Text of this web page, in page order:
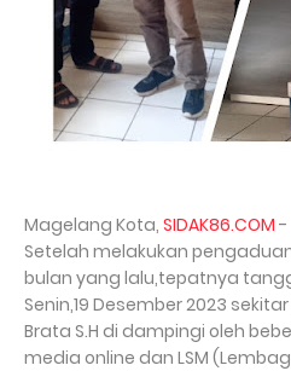
Magelang Kota, SIDAK86.COM -
Setelah melakukan
bulan yang lalu,tepatnya
Senin,19 Desember 2023 sekitar
Brata S.H di dampingi oleh
media online dan LSM